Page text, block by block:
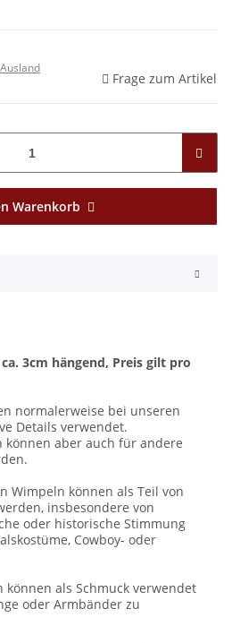
Frage zum Artikel
Warenkorb
3cm hängend, Preis gilt pro
normalerweise bei unseren
Details verwendet.
können aber auch für andere
Wimpeln können als Teil von
insbesondere von
oder historische Stimmung
Cowboy- oder
können als Schmuck verwendet
oder Armbänder zu